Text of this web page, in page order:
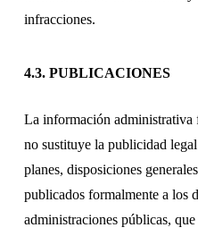
infracciones.
4.3. PUBLICACIONES
La información administrativa
no sustituye la publicidad
planes, disposiciones
publicados formalmente a los
administraciones públicas,